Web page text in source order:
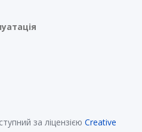
за ліцензією Creative